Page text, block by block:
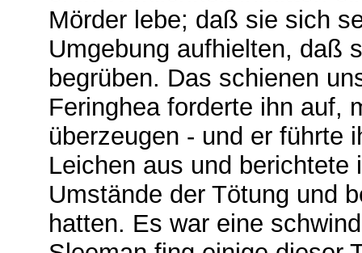
Mörder lebe; daß sie sich
Umgebung aufhielten, daß
begrüben. Das schienen
Feringhea forderte ihn auf,
überzeugen - und er führte
Leichen aus und
Umstände der Tötung und
hatten. Es war eine